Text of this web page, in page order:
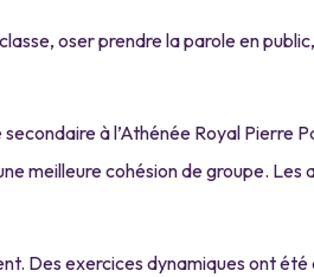
oser prendre la parole en
à l’Athénée Royal Pierre
meilleure cohésion de groupe. Les
Des exercices dynamiques ont été